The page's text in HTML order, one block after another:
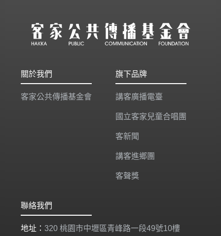
關於我們
客家公共傳播基金會
旗下品牌
講客廣播電臺
國立客家兒童合唱團
客新聞
講客進鄉團
客聲獎
聯絡我們
地址： 320 桃園市中壢區青峰路一段49號10樓